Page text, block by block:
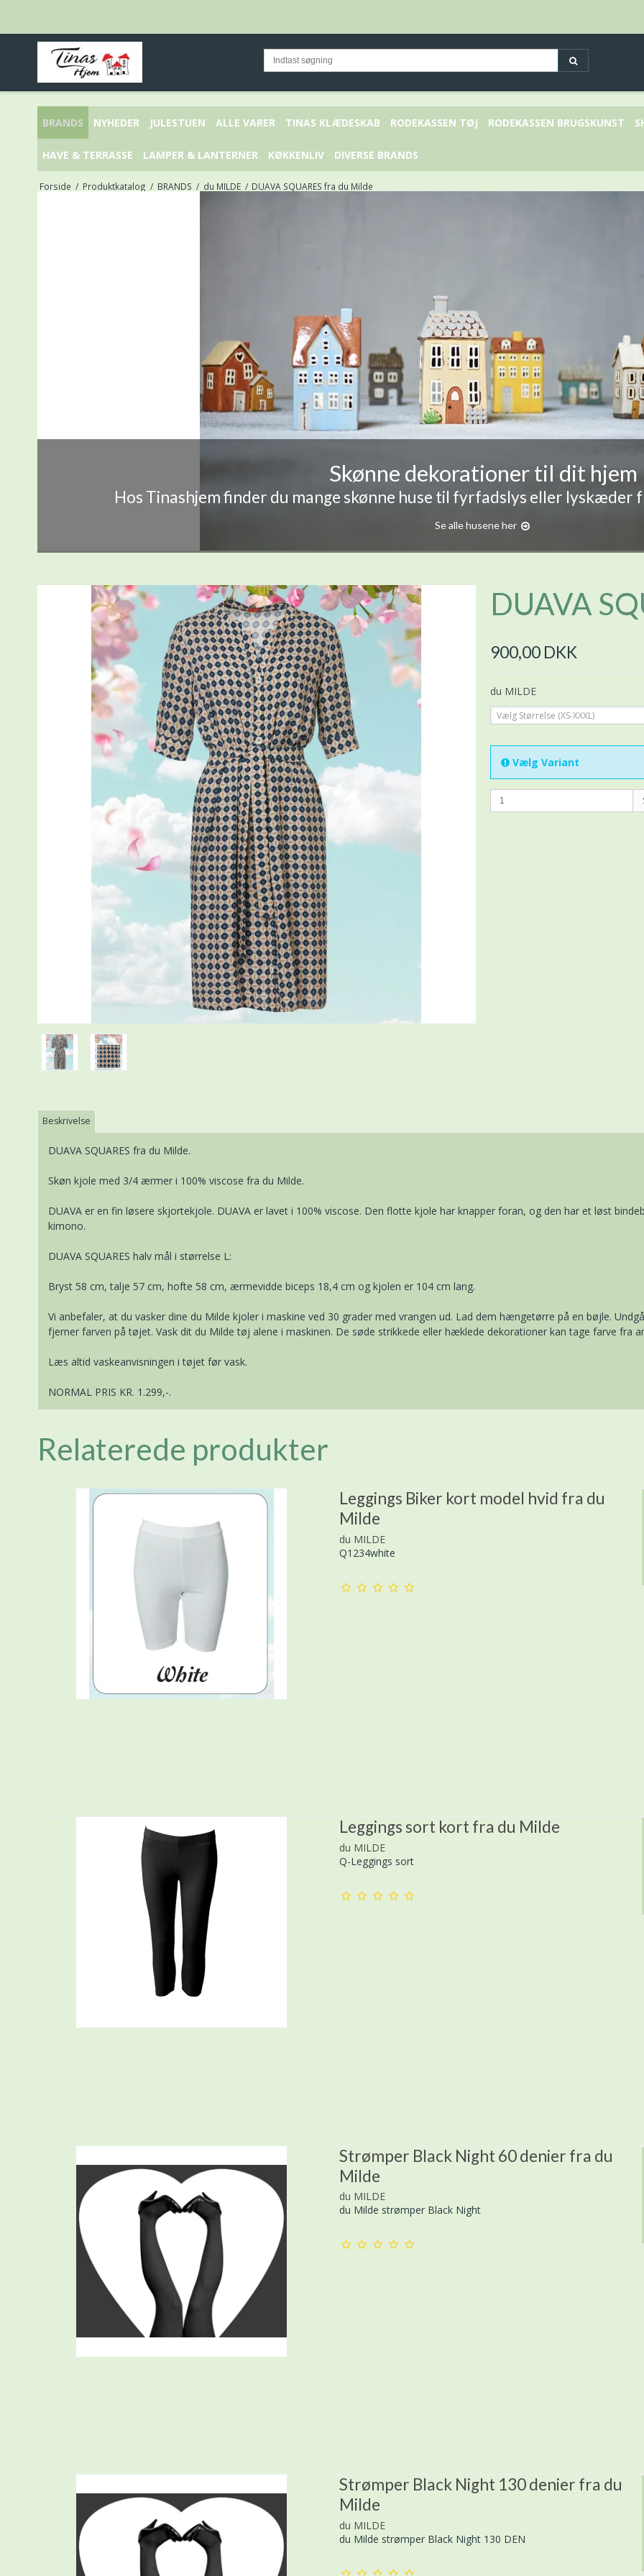
BRANDS NYHEDER JULESTUEN ALLE VARER TINAS KLÆDESKAB RODEKASSEN TØJ RODEKASSEN BRUGSKUNST
HAVE & TERRASSE LAMPER & LANTERNER KØKKENLIV DIVERSE BRANDS
Forside / Produktkatalog / BRANDS / du MILDE / DUAVA SQUARES fra du Milde
Skønne dekorationer til dit hjem
Hos Tinashjem finder du mange skønne huse til fyrfadslys eller lyskæder
Se alle husene her
DUAVA
900,00 DKK
du MILDE
Vælg Størrelse (XS-XXXL)
Vælg Variant
Beskrivelse
DUAVA SQUARES fra du Milde.
Skøn kjole med 3/4 ærmer i 100% viscose fra du Milde.
DUAVA er en fin løsere skjortekjole. DUAVA er lavet i 100% viscose. Den flotte kjole har knapper foran, og den har et løst
kimono.
DUAVA SQUARES halv mål i størrelse L:
Bryst 58 cm, talje 57 cm, hofte 58 cm, ærmevidde biceps 18,4 cm og kjolen er 104 cm lang.
Vi anbefaler, at du vasker dine du Milde kjoler i maskine ved 30 grader med vrangen ud. Lad dem hængetørre på en bøjle.
fjerner farven på tøjet. Vask dit du Milde tøj alene i maskinen. De søde strikkede eller hæklede dekorationer kan tage farve fra
Læs altid vaskeanvisningen i tøjet før vask.
NORMAL PRIS KR. 1.299,-.
Relaterede produkter
Leggings Biker kort model hvid fra du
Milde
du MILDE
Q1234white
Leggings sort kort fra du Milde
du MILDE
Q-Leggings sort
Strømper Black Night 60 denier fra du
Milde
du MILDE
du Milde strømper Black Night
Strømper Black Night 130 denier fra du
Milde
du MILDE
du Milde strømper Black Night 130 DEN